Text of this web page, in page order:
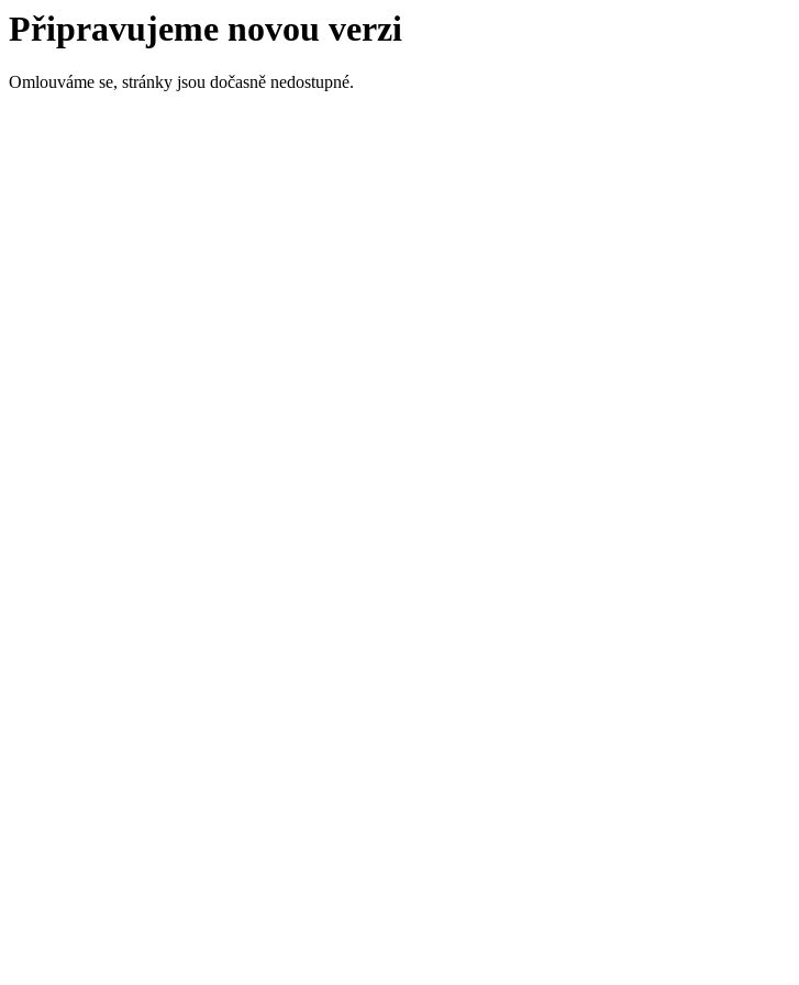
Připravujeme novou verzi
Omlouváme se, stránky jsou dočasně nedostupné.